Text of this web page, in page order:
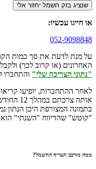
שנציג בזק חשמל יחזור אלי
או חייגו עכשיו:
052-9098848
האחרונים (או קרוב לכך)
"נתוני הצריכה שלי" והתחברו
לאחר ההתחברות, יופיעו
אותה
בתמונה המצורפת היכן הנתון
"קוטש" שהדיווח "השנתי"
ממה מורכב תעריף החשמל?